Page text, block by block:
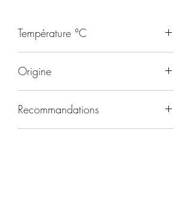
Température °C
Origine
Recommandations